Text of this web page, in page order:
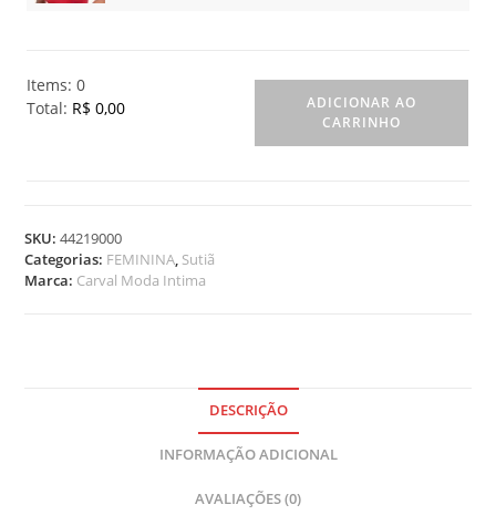
Items:0
Total: R$ 0,00
s
.
ADICIONAR AO
CARRINHO
SKU:44219000
Categorias: FEMININA, Sutiã
Marca: Carval Moda Intima
DESCRIÇÃO
INFORMAÇÃO ADICIONAL
AVALIAÇÕES (0)